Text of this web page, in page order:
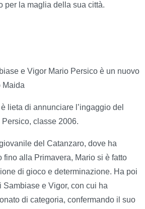
per la maglia della sua città.
e Vigor Mario Persico è un nuovo
Maida
lieta di annunciare l’ingaggio del
classe 2006.
del Catanzaro, dove ha
fino alla Primavera, Mario si è fatto
di gioco e determinazione. Ha poi
e Vigor, con cui ha
di categoria, confermando il suo